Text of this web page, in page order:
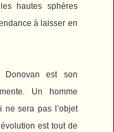
hautes sphères
à laisser en
est son
Un homme
ne sera pas l’objet
est tout de